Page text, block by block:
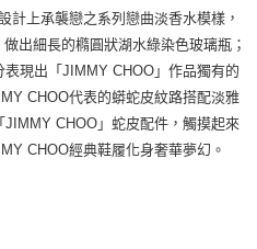
計上承襲戀之系列戀曲淡香水模樣，
出細長的橢圓狀湖水綠染色玻璃瓶；
現出「JIMMY CHOO」作品獨有的
CHOO代表的蟒蛇皮紋路搭配淡雅
CHOO」蛇皮配件，觸摸起來
CHOO經典鞋履化身奢華夢幻。